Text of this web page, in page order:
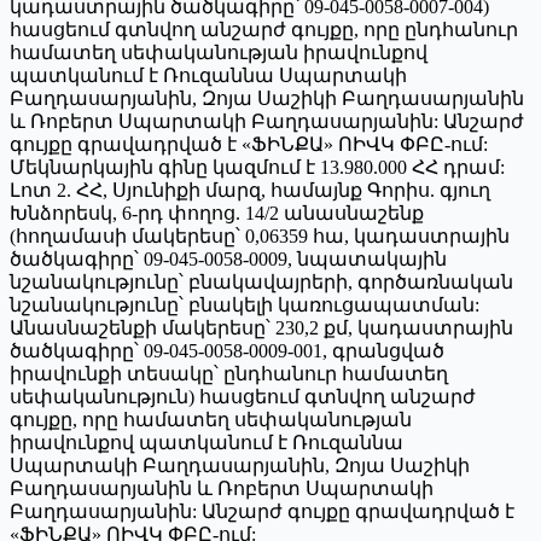
կադաստրային ծածկագիրը՝ 09-045-0058-0007-004)
հասցեում գտնվող անշարժ գույքը, որը ընդհանուր
համատեղ սեփականության իրավունքով
պատկանում է Ռուզաննա Սպարտակի
Բաղդասարյանին, Զոյա Սաշիկի Բաղդասարյանին
և Ռոբերտ Սպարտակի Բաղդասարյանին: Անշարժ
գույքը գրավադրված է «ՖԻՆՔԱ» ՈԻՎԿ ՓԲԸ-ում:
Մեկնարկային գինը կազմում է 13.980.000 ՀՀ դրամ:
Լոտ 2. ՀՀ, Սյունիքի մարզ, համայնք Գորիս. գյուղ
Խնձորեսկ, 6-րդ փողոց. 14/2 անասնաշենք
(հողամասի մակերեսը՝ 0,06359 հա, կադաստրային
ծածկագիրը՝ 09-045-0058-0009, նպատակային
նշանակությունը՝ բնակավայրերի, գործառնական
նշանակությունը՝ բնակելի կառուցապատման:
Անասնաշենքի մակերեսը՝ 230,2 քմ, կադաստրային
ծածկագիրը՝ 09-045-0058-0009-001, գրանցված
իրավունքի տեսակը՝ ընդհանուր համատեղ
սեփականություն) հասցեում գտնվող անշարժ
գույքը, որը համատեղ սեփականության
իրավունքով պատկանում է Ռուզաննա
Սպարտակի Բաղդասարյանին, Զոյա Սաշիկի
Բաղդասարյանին և Ռոբերտ Սպարտակի
Բաղդասարյանին: Անշարժ գույքը գրավադրված է
«ՖԻՆՔԱ» ՈԻՎԿ ՓԲԸ-ում: